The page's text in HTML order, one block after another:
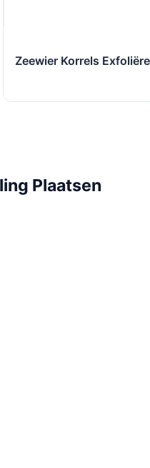
Zeewier Korrels
Plaatsen